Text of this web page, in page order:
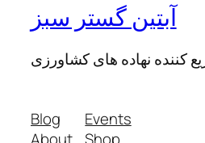
آبتین گستر سبز
کننده نهاده های کشاورزی
Blog
Events